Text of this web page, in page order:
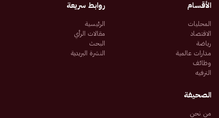
الأقسام
المحليات
الاقتصاد
رياضة
مدارات عالمية
وظائف
الترفيه
روابط سريعة
الرئيسية
مقالات الرأي
البحث
النشرة البريدية
الصحيفة
من نحن